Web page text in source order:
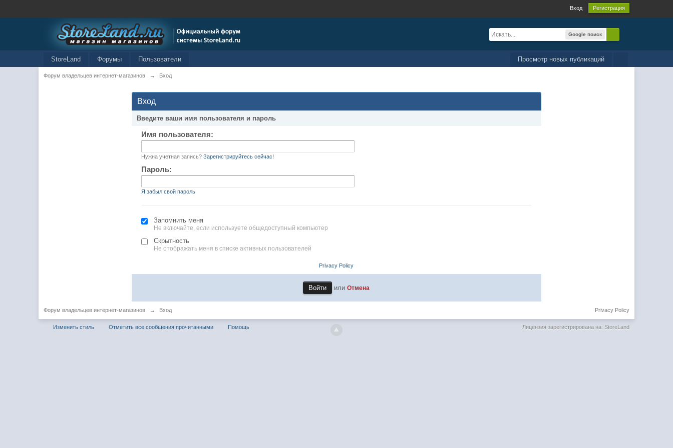
Вход Регистрация
Google поиск
Просмотр новых публикаций
StoreLand Форумы Пользователи
Форум владельцев интернет-магазинов → Вход
Вход
Введите ваши имя пользователя и пароль
Имя пользователя:
Нужна учетная запись? Зарегистрируйтесь сейчас!
Пароль:
Я забыл свой пароль
Запомнить меня
Не включайте, если используете общедоступный компьютер
Скрытность
Не отображать меня в списке активных пользователей
Privacy Policy
илиОтмена
Форум владельцев интернет-магазинов → Вход Privacy Policy
Изменить стиль Отметить все сообщения прочитанными Помощь Лицензия зарегистрирована на: StoreLand